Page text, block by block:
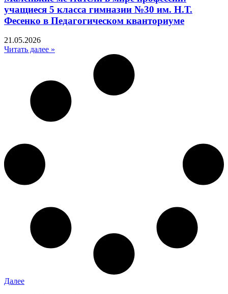
учащиеся 5 класса гимназии №30 им. Н.Т.
Фесенко в Педагогическом кванториуме
21.05.2026
Читать далее »
Далее